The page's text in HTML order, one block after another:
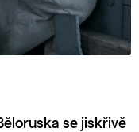
se jiskřivě